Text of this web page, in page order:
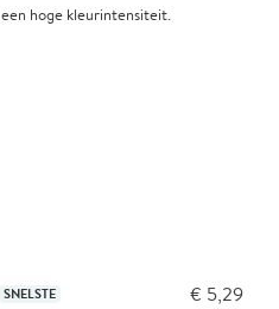
een hoge kleurintensiteit.
SNELSTE € 5,29